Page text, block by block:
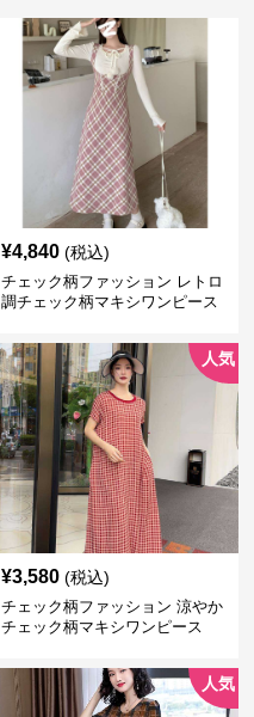
¥4,840 (税込)
チェック柄ファッション レトロ
調チェック柄マキシワンピース
人気
¥3,580 (税込)
チェック柄ファッション 涼やか
チェック柄マキシワンピース
人気